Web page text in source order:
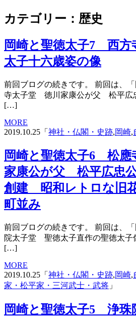
カテゴリー：歴史
岡崎と聖徳太子7 西
太子十六歳姿の像
前回ブログの続きです。 前回は、
寺太子堂 徳川家康公が父 松平広
[…]
MORE
2019.10.25「 神社・仏閣・史跡,岡崎,
岡崎と聖徳太子6 松應
家康公が父 松平広忠
創建 昭和レトロな旧
町並み
前回ブログの続きです。 前回は、
院太子堂 聖徳太子直作の聖徳太
[…]
MORE
2019.10.25「 神社・仏閣・史跡,岡崎,
家・松平家・三河武士・武将 」
岡崎と聖徳太子5 浄